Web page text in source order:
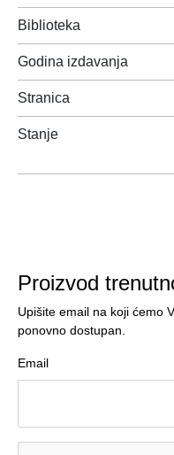
Biblioteka
Godina izdavanja
Stranica
Stanje
Proizvod
Upišite email na koji ćemo
ponovno dostupan.
Email